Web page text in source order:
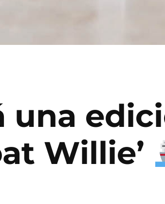
una
Willie’